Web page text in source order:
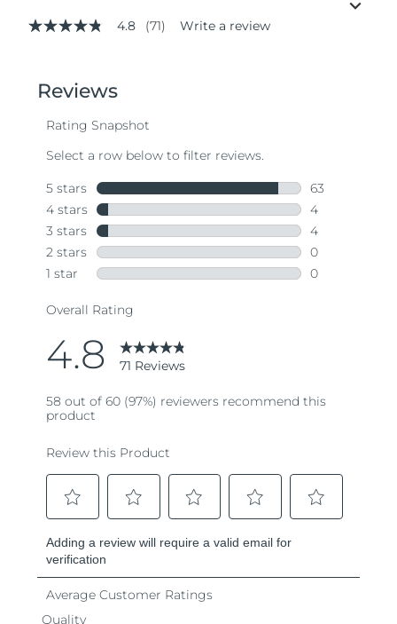
4.8
stars,
average
value.
Same
page
link.
4.8 (71) Write a review